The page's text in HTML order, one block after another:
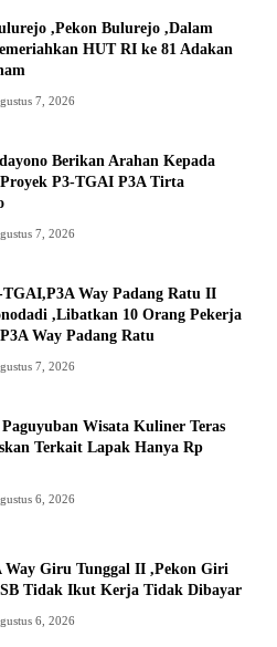
,Pekon Bulurejo ,Dalam
HUT RI ke 81 Adakan
7, 2026
Berikan Arahan Kepada
Proyek P3-TGAI P3A Tirta
7, 2026
TGAI,P3A Way Padang Ratu II
,Libatkan 10 Orang Pekerja
Way Padang Ratu
7, 2026
Paguyuban Wisata Kuliner Teras
Terkait Lapak Hanya Rp
6, 2026
Way Giru Tunggal II ,Pekon Giri
Tidak Ikut Kerja Tidak Dibayar
6, 2026